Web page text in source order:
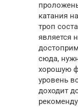
катания
троп
является
сюда,
хорошую
уровень
доходит